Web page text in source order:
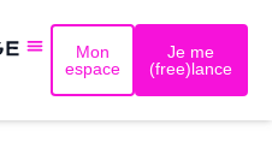
Mon
espace
Je me
(free)lance